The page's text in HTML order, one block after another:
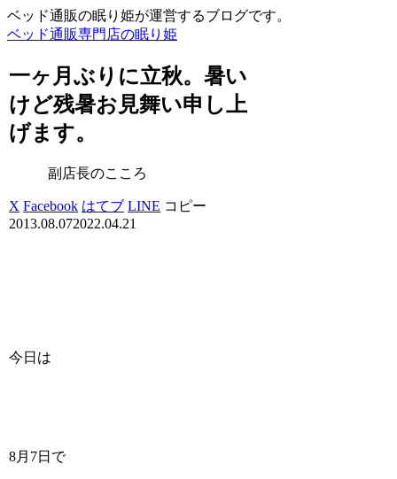
ベッド通販の眠り姫が運営するブログです。
ベッド通販専門店の眠り姫
一ヶ月ぶりに立秋。暑い
けど残暑お見舞い申し上
げます。
副店長のこころ
X Facebook はてブ LINE コピー
2013.08.072022.04.21
今日は
8月7日で